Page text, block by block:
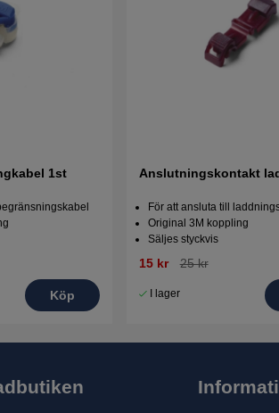
1st
Köp
Anslutningskontakt
För att ansluta till
Original 3M koppling
Säljes styckvis
15 kr 25 kr
I lager